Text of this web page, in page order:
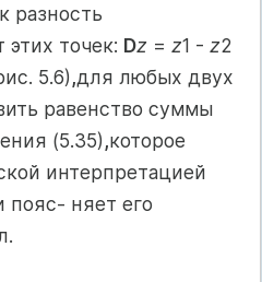
разность
этих точек: Dz = z1 - z2
5.6),для любых двух
равенство суммы
(5.35),которое
интерпретацией
пояс- няет его